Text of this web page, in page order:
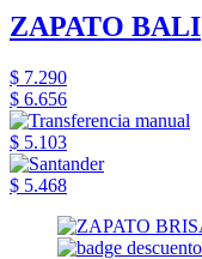
ZAPATO BALI
$ 7.290
$ 6.656
$ 5.103
$ 5.468